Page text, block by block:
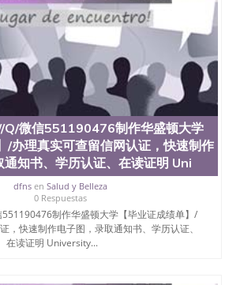
机会和影响力的高等教育机构，并获
育质量的核心代表。其计算机系与会
美国大学教学排名中表现优异。其毕
所处地域的世界硅谷中心得到工作
司甚至在学生大三和大四的学期提
的实习机会。无论是加州大学系统
州立大学系统(CSU), 圣何塞州立大学
有大学中的地理位置。 圣何塞州立大
Valley), 于附近的旧金山-圣何塞
要科技中心。约有学生三万人，超过
和65个硕士学科，并有来自世界60余
读。其有名的科系如计算机科学，电
管理学，艺术设计，和航空学等，深
；而各种大学部和研究所的商学课程
国家的专业人士前来研究与学习。
1、收集客户办理信息； 2、客户付
公司确认到账转制作点做电子图；
Q/微信551190476制作华盛顿大学
/办理真实可查留信网认证，快速制作
通知书、学历认证、在读证明 Uni
dfnsen Salud y Belleza
0 Respuestas
制作华盛顿大学【毕业证成绩单】/
，快速制作电子图，录取通知书、学历认证、
在读证明 University...